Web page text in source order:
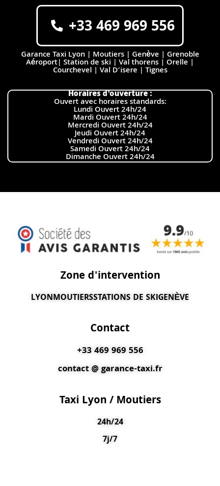
+33 469 969 556
Garance Taxi Lyon | Moutiers | Genève | Grenoble
Aéroport| Station de ski | Val thorens | Orelle |
Courchevel | Val D’isere | Tignes
Horaires d'ouverture :
Ouvert avec horaires standards:
Lundi Ouvert 24h/24
Mardi Ouvert 24h/24
Mercredi Ouvert 24h/24
Jeudi Ouvert 24h/24
Vendredi Ouvert 24h/24
Samedi Ouvert 24h/24
Dimanche Ouvert 24h/24
Zone d'intervention
LYONMOUTIERSSTATIONS DE SKIGENÈVE
Contact
+33 469 969 556
contact @ garance-taxi.fr
Taxi Lyon / Moutiers
24h/24
7j/7